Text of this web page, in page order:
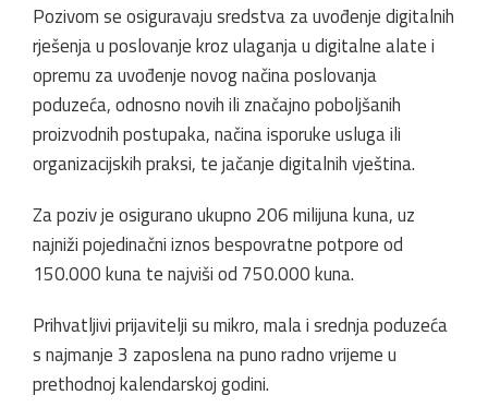
Pozivom se osiguravaju sredstva za uvođenje digitalnih
rješenja u poslovanje kroz ulaganja u digitalne alate i
opremu za uvođenje novog načina poslovanja
poduzeća, odnosno novih ili značajno poboljšanih
proizvodnih postupaka, načina isporuke usluga ili
organizacijskih praksi, te jačanje digitalnih vještina.
Za poziv je osigurano ukupno 206 milijuna kuna, uz
najniži pojedinačni iznos bespovratne potpore od
150.000 kuna te najviši od 750.000 kuna.
Prihvatljivi prijavitelji su mikro, mala i srednja poduzeća
s najmanje 3 zaposlena na puno radno vrijeme u
prethodnoj kalendarskoj godini.